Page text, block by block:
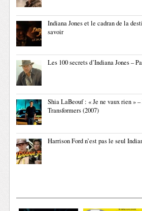
Indiana Jones et le cadran de la
savoir
Les 100 secrets d’Indiana Jones –
Shia LaBeouf : « Je ne vaux rien »
Transformers (2007)
Harrison Ford n’est pas le seul